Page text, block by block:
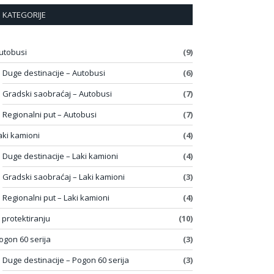
KATEGORIJE
(9)
Duge destinacije – Autobusi
(6)
Gradski saobraćaj – Autobusi
(7)
Regionalni put – Autobusi
(7)
kamioni
(4)
Duge destinacije – Laki kamioni
(4)
Gradski saobraćaj – Laki kamioni
(3)
Regionalni put – Laki kamioni
(4)
protektiranju
(10)
60 serija
(3)
Duge destinacije – Pogon 60 serija
(3)